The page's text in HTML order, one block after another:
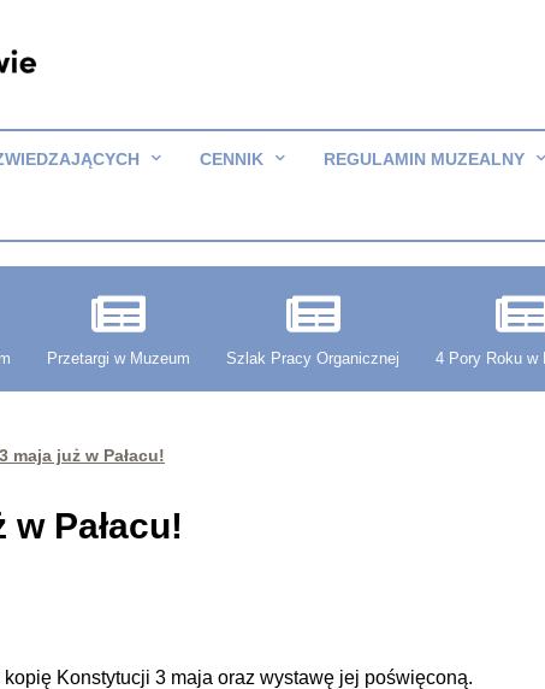
CENNIK REGULAMIN MUZEALNY
Przetargi w Muzeum Szlak Pracy Organicznej 4 Pory Roku w
maja już w Pałacu!
Pałacu!
Konstytucji 3 maja oraz wystawę jej poświęconą.